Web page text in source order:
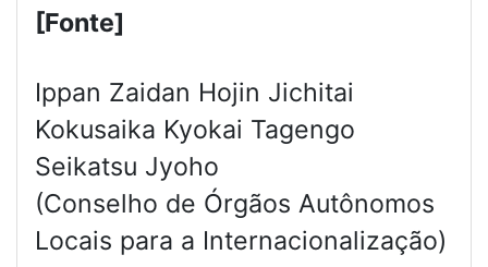
[Fonte]
Ippan Zaidan Hojin Jichitai
Kokusaika Kyokai Tagengo
Seikatsu Jyoho
(Conselho de Órgãos Autônomos
Locais para a Internacionalização)